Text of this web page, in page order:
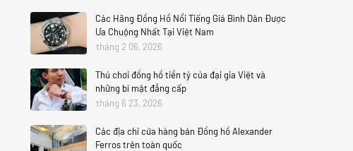
Các Hãng Đồng Hồ Nổi Tiếng Giá Bình Dân Được
Ưa Chuộng Nhất Tại Việt Nam
tháng 2 06, 2026
Thú chơi đồng hồ tiền tỷ của đại gia Việt và
những bí mật đẳng cấp
tháng 6 23, 2026
Các địa chỉ cửa hàng bán Đồng hồ Alexander
Ferros trên toàn quốc